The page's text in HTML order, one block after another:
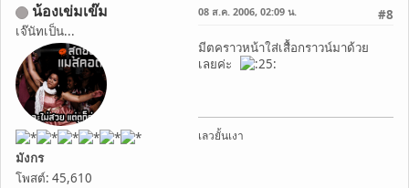
น้องเข่มเข๊ม
เจ๊นัทเป็น...
มังกร
โพสต์: 45,610
#8
08 ส.ค. 2006, 02:09 น.
มีตคราวหน้าใส่เสื้อกราวน์มาด้วย
เลยค่ะ
เลวยั้นเงา